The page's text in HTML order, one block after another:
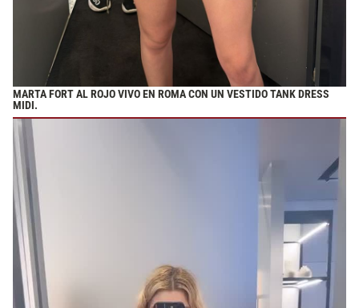
MARTA FORT AL ROJO VIVO EN ROMA CON UN VESTIDO TANK DRESS
MIDI.